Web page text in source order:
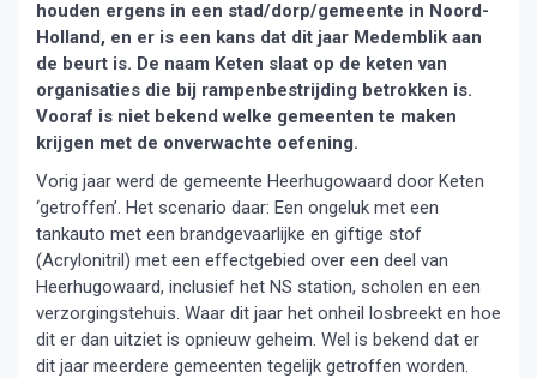
houden ergens in een stad/dorp/gemeente in Noord-
Holland, en er is een kans dat dit jaar Medemblik aan
de beurt is. De naam Keten slaat op de keten van
organisaties die bij rampenbestrijding betrokken is.
Vooraf is niet bekend welke gemeenten te maken
krijgen met de onverwachte oefening.
Vorig jaar werd de gemeente Heerhugowaard door Keten
‘getroffen’. Het scenario daar: Een ongeluk met een
tankauto met een brandgevaarlijke en giftige stof
(Acrylonitril) met een effectgebied over een deel van
Heerhugowaard, inclusief het NS station, scholen en een
verzorgingstehuis. Waar dit jaar het onheil losbreekt en hoe
dit er dan uitziet is opnieuw geheim. Wel is bekend dat er
dit jaar meerdere gemeenten tegelijk getroffen worden.